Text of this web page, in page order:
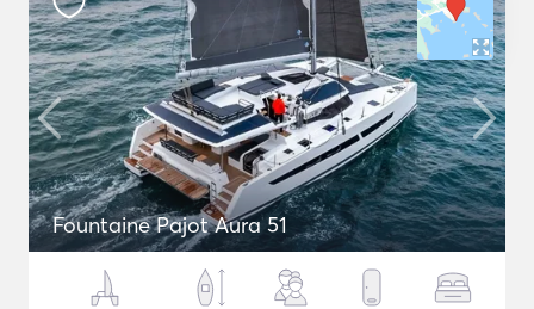
Fountaine Pajot Aura 51